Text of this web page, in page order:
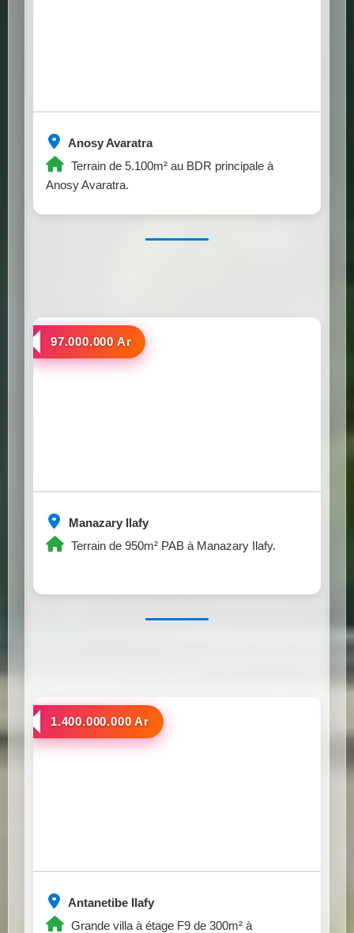
Anosy Avaratra
Terrain de 5.100m² au BDR principale à
Anosy Avaratra.
Manazary Ilafy
Terrain de 950m² PAB à Manazary Ilafy.
a vendre
97.000.000 Ar
Antanetibe Ilafy
Grande villa à étage F9 de 300m² à
a vendre
1.400.000.000 Ar